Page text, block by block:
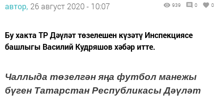
автор, 26 август 2020 - 10:07 939 0 0
Бу хакта ТР Дәүләт төзелешен күзәтү Инспекциясе
башлыгы Василий Кудряшов хәбәр итте.
Чаллыда төзелгән яңа футбол манежы
бүген Татарстан Республикасы Дәүләт